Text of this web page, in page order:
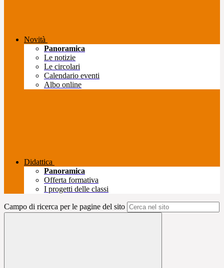
Novità
Panoramica
Le notizie
Le circolari
Calendario eventi
Albo online
Didattica
Panoramica
Offerta formativa
I progetti delle classi
Campo di ricerca per le pagine del sito